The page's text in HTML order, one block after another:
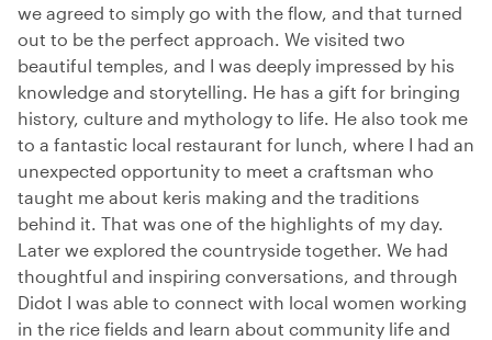
we agreed to simply go with the flow, and that turned
out to be the perfect approach. We visited two
beautiful temples, and I was deeply impressed by his
knowledge and storytelling. He has a gift for bringing
history, culture and mythology to life. He also took me
to a fantastic local restaurant for lunch, where I had an
unexpected opportunity to meet a craftsman who
taught me about keris making and the traditions
behind it. That was one of the highlights of my day.
Later we explored the countryside together. We had
thoughtful and inspiring conversations, and through
Didot I was able to connect with local women working
in the rice fields and learn about community life and